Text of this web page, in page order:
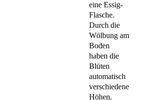
eine Essig-
Flasche.
Durch die
Wölbung am
Boden
haben die
Blüten
automatisch
verschiedene
Höhen.